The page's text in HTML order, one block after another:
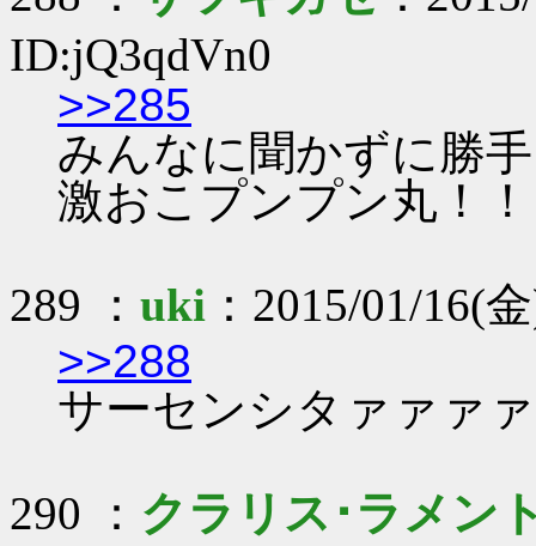
ID:jQ3qdVn0
>>285
みんなに聞かずに勝
激おこプンプン丸！！
289 ： uki ：2015/01/16(
>>288
サーセンシタァァァ
290 ： クラリス･ラメン